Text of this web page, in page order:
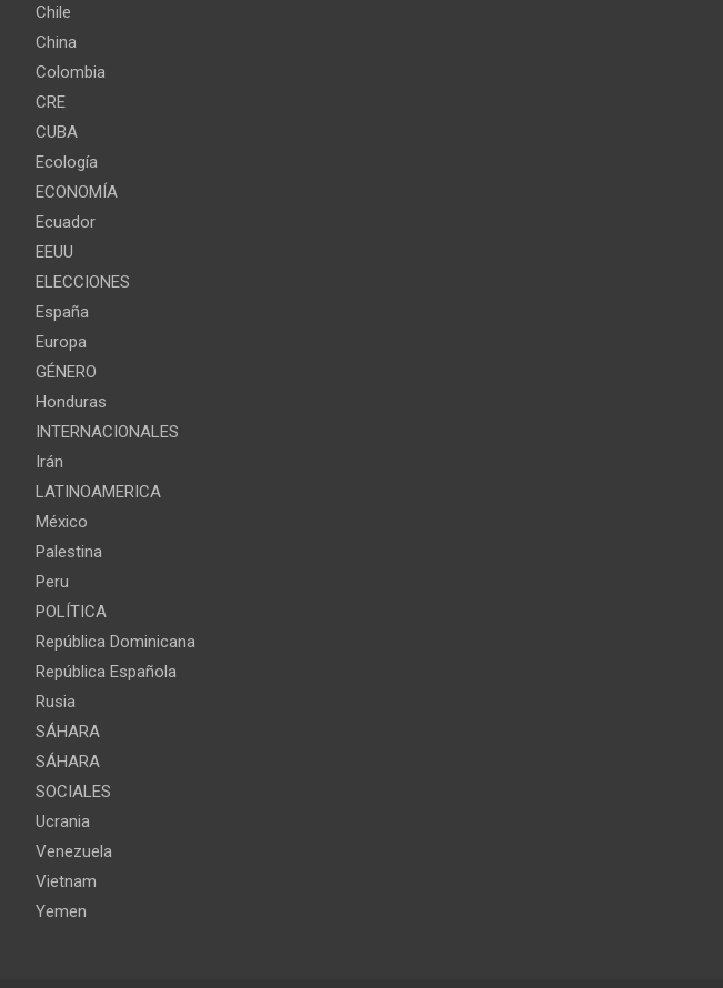
Chile
China
Colombia
CRE
CUBA
Ecología
ECONOMÍA
Ecuador
EEUU
ELECCIONES
España
Europa
GÉNERO
Honduras
INTERNACIONALES
Irán
LATINOAMERICA
México
Palestina
Peru
POLÍTICA
República Dominicana
República Española
Rusia
SÁHARA
SÁHARA
SOCIALES
Ucrania
Venezuela
Vietnam
Yemen